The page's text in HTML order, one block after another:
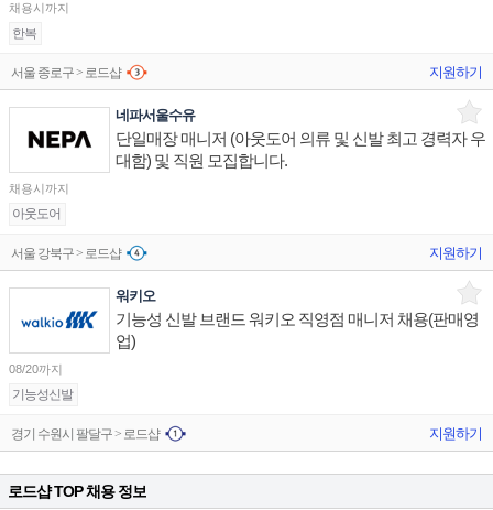
채용시까지
한복
서울 종로구 > 로드샵 지원하기
네파서울수유
단일매장 매니저 (아웃도어 의류 및 신발 최고 경력자 우
대함) 및 직원 모집합니다.
채용시까지
아웃도어
서울 강북구 > 로드샵 지원하기
워키오
기능성 신발 브랜드 워키오 직영점 매니저 채용(판매영
업)
08/20까지
기능성신발
경기 수원시 팔달구 > 로드샵 지원하기
로드샵 TOP 채용 정보